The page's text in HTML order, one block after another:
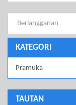
KATEGORI
Pramuka
TAUTAN